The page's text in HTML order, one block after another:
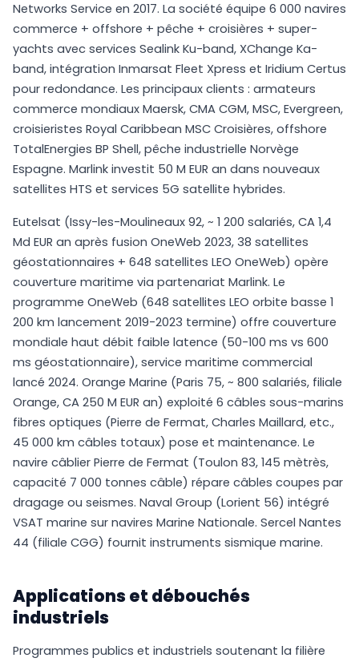
Networks Service en 2017. La société équipe 6 000 navires
commerce + offshore + pêche + croisières + super-
yachts avec services Sealink Ku-band, XChange Ka-
band, intégration Inmarsat Fleet Xpress et Iridium Certus
pour redondance. Les principaux clients : armateurs
commerce mondiaux Maersk, CMA CGM, MSC, Evergreen,
croisieristes Royal Caribbean MSC Croisières, offshore
TotalEnergies BP Shell, pêche industrielle Norvège
Espagne. Marlink investit 50 M EUR an dans nouveaux
satellites HTS et services 5G satellite hybrides.
Eutelsat (Issy-les-Moulineaux 92, ~ 1 200 salariés, CA 1,4
Md EUR an après fusion OneWeb 2023, 38 satellites
géostationnaires + 648 satellites LEO OneWeb) opère
couverture maritime via partenariat Marlink. Le
programme OneWeb (648 satellites LEO orbite basse 1
200 km lancement 2019-2023 termine) offre couverture
mondiale haut débit faible latence (50-100 ms vs 600
ms géostationnaire), service maritime commercial
lancé 2024. Orange Marine (Paris 75, ~ 800 salariés, filiale
Orange, CA 250 M EUR an) exploité 6 câbles sous-marins
fibres optiques (Pierre de Fermat, Charles Maillard, etc.,
45 000 km câbles totaux) pose et maintenance. Le
navire câblier Pierre de Fermat (Toulon 83, 145 mètrès,
capacité 7 000 tonnes câble) répare câbles coupes par
dragage ou seismes. Naval Group (Lorient 56) intégré
VSAT marine sur navires Marine Nationale. Sercel Nantes
44 (filiale CGG) fournit instruments sismique marine.
Applications et débouchés
industriels
Programmes publics et industriels soutenant la filière